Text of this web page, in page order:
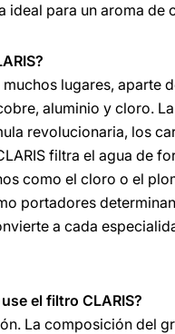
ideal para un aroma de
lugares, aparte
aluminio y cloro.
revolucionaria, los
filtra el agua de
como el cloro o el
portadores
a cada
el filtro CLARIS?
La composición del